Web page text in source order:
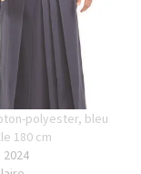
polyester, bleu
180 cm